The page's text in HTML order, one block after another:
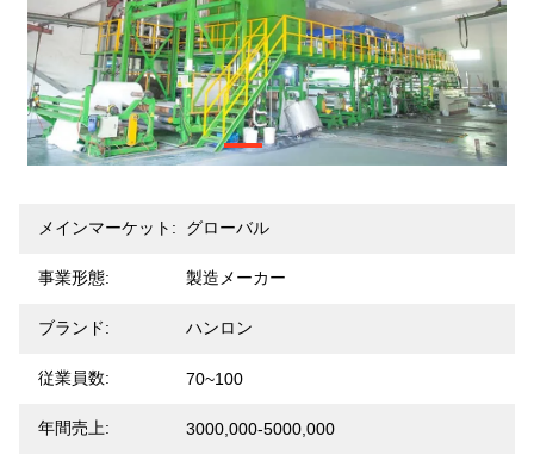
メインマーケット: グローバル
事業形態: 製造メーカー
ブランド: ハンロン
従業員数: 70~100
年間売上: 3000,000-5000,000